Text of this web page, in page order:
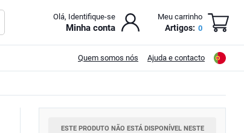
Olá, Identifique-se
Minha conta
Meu carrinho
Artigos: 0
Quem somos nós Ajuda e contacto
ESTE PRODUTO NÃO ESTÁ DISPONÍVEL NESTE